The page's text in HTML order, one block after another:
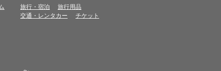
ましては表示ポイント数と付与ポイント数
ならない場合があります。
。
から再度ショップへアクセスしてください。
旅行・宿泊
旅行用品
交通・レンタカー
チケット